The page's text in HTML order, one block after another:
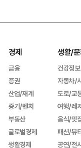
경제
금융
증권
산업/재계
중기/벤처
부동산
글로벌경제
생활경제
생활/
건강정보
자동차/
도로/교
여행/레
음식/맛
패션/뷰
공연/전